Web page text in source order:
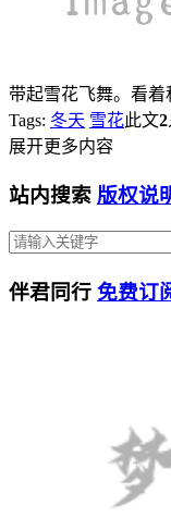
带起雪花飞舞。看着
Tags: 冬天 雪花此文2
展开更多内容
站内搜索 版权说
伴君同行 免费订